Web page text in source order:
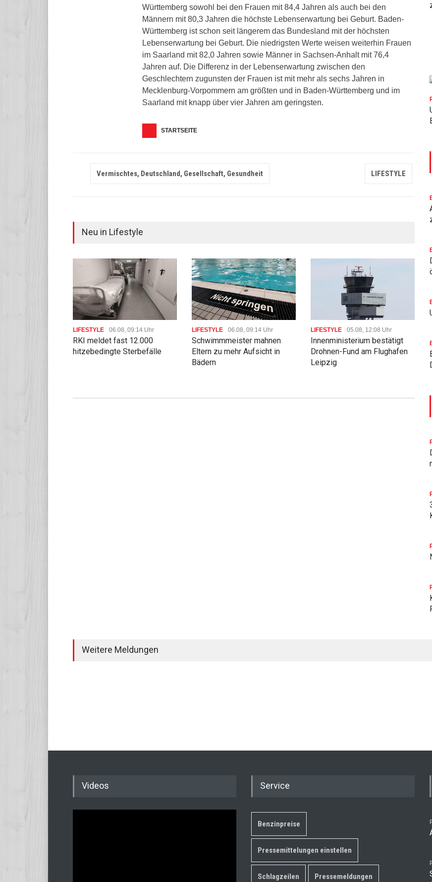
Württemberg sowohl bei den Frauen mit 84,4 Jahren als auch bei den
Männern mit 80,3 Jahren die höchste Lebenserwartung bei Geburt. Baden-
Württemberg ist schon seit längerem das Bundesland mit der höchsten
Lebenserwartung bei Geburt. Die niedrigsten Werte weisen weiterhin Frauen
im Saarland mit 82,0 Jahren sowie Männer in Sachsen-Anhalt mit 76,4
Jahren auf. Die Differenz in der Lebenserwartung zwischen den
Geschlechtern zugunsten der Frauen ist mit mehr als sechs Jahren in
Mecklenburg-Vorpommern am größten und in Baden-Württemberg und im
Saarland mit knapp über vier Jahren am geringsten.
STARTSEITE
Vermischtes, Deutschland, Gesellschaft, Gesundheit LIFESTYLE
Neu in Lifestyle
LIFESTYLE 06.08, 09:14 Uhr
RKI meldet fast 12.000
hitzebedingte Sterbefälle
LIFESTYLE 06.08, 09:14 Uhr
Schwimmmeister mahnen
Eltern zu mehr Aufsicht in
Bädern
LIFESTYLE 05.08, 12:08 Uhr
Innenministerium bestätigt
Drohnen-Fund am Flughafen
Leipzig
Weitere Meldungen
Videos Service
Benzinpreise
Pressemittelungen einstellen
Schlagzeilen Pressemeldungen